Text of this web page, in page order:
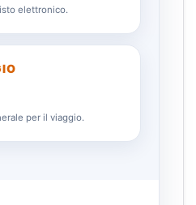
elettronico.
per il viaggio.